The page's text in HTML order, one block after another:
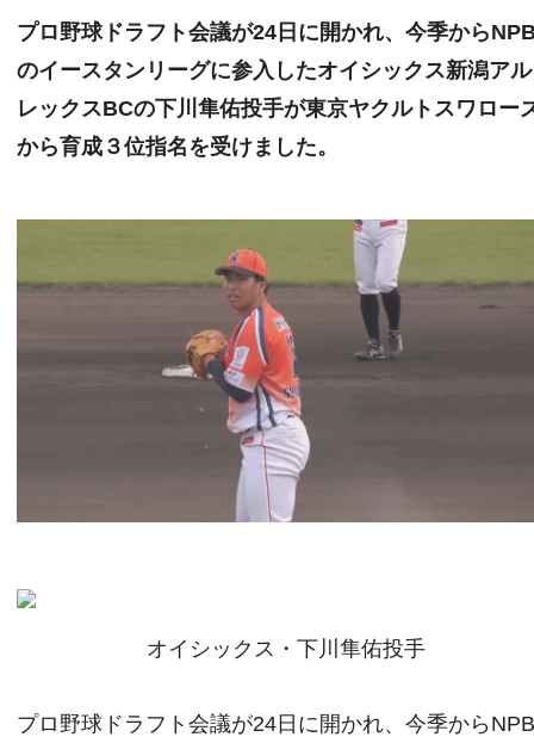
プロ野球ドラフト会議が24日に開かれ、今季から
のイースタンリーグに参入したオイシックス新潟ア
レックスBCの下川隼佑投手が東京ヤクルトスワロー
から育成３位指名を受けました。
オイシックス・下川隼佑投手
プロ野球ドラフト会議が24日に開かれ、今季から